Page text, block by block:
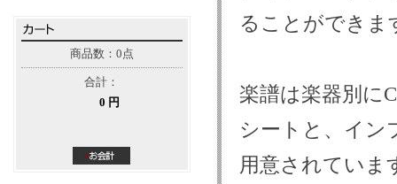
商品数：0点
合計：
0 円
ることができま
楽譜は楽器別に
シートと、イン
用意されていま